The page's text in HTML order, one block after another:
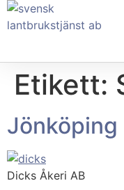
Etikett:
Jönköping
Dicks Åkeri AB